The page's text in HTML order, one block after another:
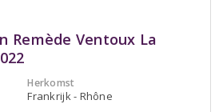
Remède Ventoux La
Herkomst
Frankrijk - Rhône